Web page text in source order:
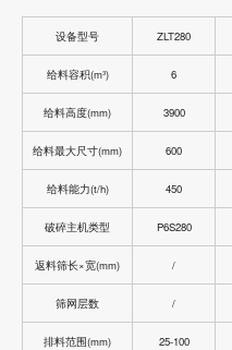
设备型号 ZLT280
给料容积(m³) 6
给料高度(mm) 3900
给料最大尺寸(mm) 600
给料能力(t/h) 450
破碎主机类型 P6S280
返料筛长×宽(mm) /
筛网层数 /
排料范围(mm) 25-100